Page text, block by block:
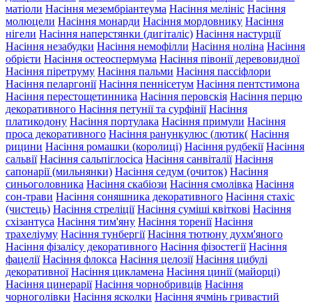
матіоли Насіння мезембріантеума Насіння мелініс Насіння
молюцели Насіння монарди Насіння мордовнику Насіння
нігели Насіння наперстянки (дигіталіс) Насіння настурції
Насіння незабудки Насіння немофілли Насіння ноліна Насіння
обрієти Насіння остеоспермума Насіння півонії деревовидної
Насіння піретруму Насіння пальми Насіння пассіфлори
Насіння пеларгонії Насіння пеннісетум Насіння пентстимона
Насіння перестощетинника Насіння перовскія Насіння перцю
декоративного Насіння петунії та сурфінії Насіння
платикодону Насіння портулака Насіння примули Насіння
проса декоративного Насіння ранункулюс (лютик( Насіння
рицини Насіння ромашки (королиці) Насіння рудбекії Насіння
сальвії Насіння сальпіглосіса Насіння санвіталії Насіння
сапонарії (мильнянки) Насіння седум (очиток) Насіння
синьоголовника Насіння скабіози Насіння смолівка Насіння
сон-трави Насіння соняшника декоративного Насіння стахіс
(чистець) Насіння стреліції Насіння суміші квіткові Насіння
схізантуса Насіння тим'яну Насіння торенії Насіння
трахеліуму Насіння тунбергії Насіння тютюну духм'яного
Насіння фізалісу декоративного Насіння фізостегії Насіння
фацелії Насіння флокса Насіння целозії Насіння цибулі
декоративної Насіння цикламена Насіння цинії (майорці)
Насіння цинерарії Насіння чорнобривців Насіння
чорноголівки Насіння ясколки Насіння ячмінь гривастий